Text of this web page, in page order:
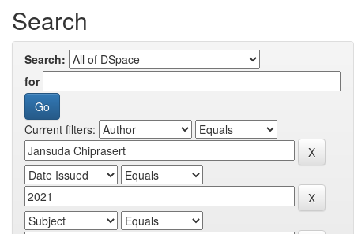
Search
Search:
for
Current filters: